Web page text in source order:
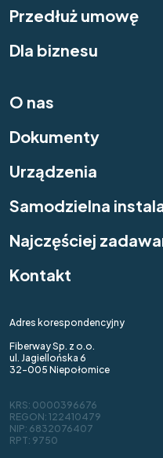
Przedłuż umowę
Dla biznesu
O nas
Dokumenty
Urządzenia
Samodzielna
Najczęściej
Kontakt
Adres korespondencyjny
Fiberway Sp. z o.o.
ul. Jagiellońska 6
32-005 Niepołomice
KRS: 0000396676
REGON: 122410479
NIP: 6832076407
RPT: 9750